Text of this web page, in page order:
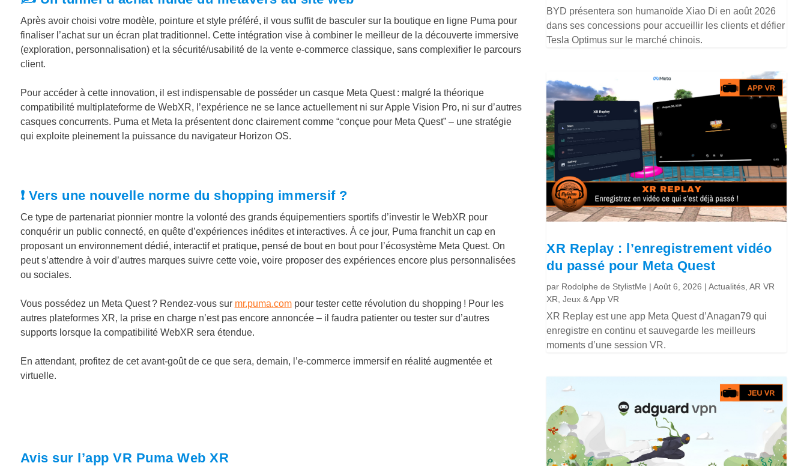
Après avoir choisi votre modèle, pointure et style préféré, il vous suffit de basculer sur la boutique en ligne Puma pour
finaliser l’achat sur un écran plat traditionnel. Cette intégration vise à combiner le meilleur de la découverte immersive
(exploration, personnalisation) et la sécurité/usabilité de la vente e-commerce classique, sans complexifier le parcours
client.
Pour accéder à cette innovation, il est indispensable de posséder un casque Meta Quest : malgré la théorique
compatibilité multiplateforme de WebXR, l’expérience ne se lance actuellement ni sur Apple Vision Pro, ni sur d’autres
casques concurrents. Puma et Meta la présentent donc clairement comme “conçue pour Meta Quest” – une stratégie
qui exploite pleinement la puissance du navigateur Horizon OS.
❗ Vers une nouvelle norme du shopping immersif ?
Ce type de partenariat pionnier montre la volonté des grands équipementiers sportifs d’investir le WebXR pour
conquérir un public connecté, en quête d’expériences inédites et interactives. À ce jour, Puma franchit un cap en
proposant un environnement dédié, interactif et pratique, pensé de bout en bout pour l’écosystème Meta Quest. On
peut s’attendre à voir d’autres marques suivre cette voie, voire proposer des expériences encore plus personnalisées
ou sociales.
Vous possédez un Meta Quest ? Rendez-vous sur mr.puma.compour tester cette révolution du shopping ! Pour les
autres plateformes XR, la prise en charge n’est pas encore annoncée – il faudra patienter ou tester sur d’autres
supports lorsque la compatibilité WebXR sera étendue.
En attendant, profitez de cet avant-goût de ce que sera, demain, l’e-commerce immersif en réalité augmentée et
virtuelle.
Avis sur l’app VR Puma Web XR
BYD présentera son humanoïde Xiao Di en août 2026
dans ses concessions pour accueillir les clients et défier
Tesla Optimus sur le marché chinois.
XR Replay : l’enregistrement vidéo
du passé pour Meta Quest
par Rodolphe de StylistMe |Août 6, 2026 |Actualités ,AR VR
XR ,Jeux & App VR
XR Replay est une app Meta Quest d’Anagan79 qui
enregistre en continu et sauvegarde les meilleurs
moments d’une session VR.